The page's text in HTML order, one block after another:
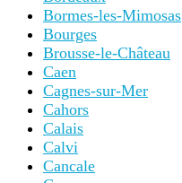
Bormes-les-Mimosas
Bourges
Brousse-le-Château
Caen
Cagnes-sur-Mer
Cahors
Calais
Calvi
Cancale